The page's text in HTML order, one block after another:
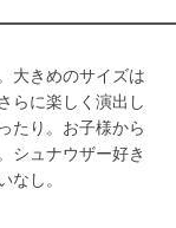
大きめのサイズは
らに楽しく演出し
たり。お子様から
シュナウザー好き
なし。